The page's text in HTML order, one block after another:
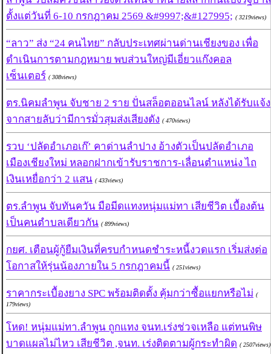
ตั้งแต่วันที่ 6-10 กรกฎาคม 2569 &#9997;&#127995; ( 3219views)
“ลาว” ส่ง “24 คนไทย” กลับประเทศผ่านด่านเชียงของ เพื่อ
ดำเนินการตามกฎหมาย พบส่วนใหญ่มีเอี่ยวแก๊งคอล
เซ็นเตอร์ ( 308views)
ตร.นิคมลำพูน จับชาย 2 ราย ปั่นสล็อตออนไลน์ หลังได้รับแจ้ง
จากสายลับว่ามีการมั่วสุมส่งเสียงดัง ( 470views)
รวบ ‘ปลัดอำเภอเก๊’ คาด่านลำปาง อ้างตัวเป็นปลัดอำเภอ
เมืองเชียงใหม่ หลอกฝากเข้ารับราชการ-เลื่อนตำแหน่ง ไถ
เงินเหยื่อกว่า 2 แสน ( 433views)
ตร.ลำพูน จับทันควัน มือมีดแทงหนุ่มแม่ทา เสียชีวิต เบื้องต้น
เป็นคนตำบลเดียวกัน ( 899views)
กยศ. เตือนผู้กู้ยืมเงินที่ครบกำหนดชำระหนี้งวดแรก เริ่มส่งต่อ
โอกาสให้รุ่นน้องภายใน 5 กรกฎาคมนี้ ( 251views)
ราคากระเบื้องยาง SPC พร้อมติดตั้ง คุ้มกว่าซื้อแยกหรือไม่ (
179views)
โหด! หนุ่มแม่ทา.ลำพูน ถูกแทง จนท.เร่งช่วจเหลือ แต่ทนพิษ
บาดแผลไม่ไหว เสียชีวิต ,จนท. เร่งติดตามผู้กระทำผิด ( 2507views)